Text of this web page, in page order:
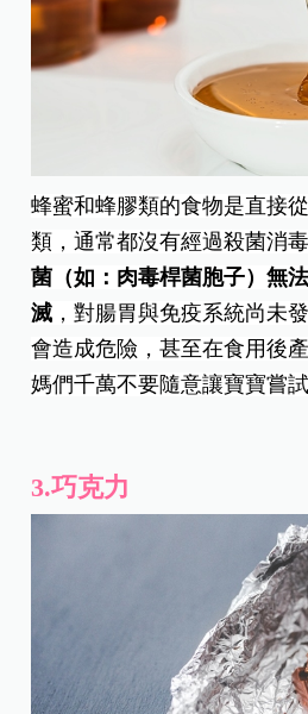
蜂蜜和蜂膠類的食物是直接
類，通常都沒有經過殺菌消
菌（如：肉毒桿菌胞子）無
滅 ，對腸胃與免疫系統尚未
會造成危險，甚至在食用後
媽們千萬不要隨意讓寶寶嘗試
3.巧克力